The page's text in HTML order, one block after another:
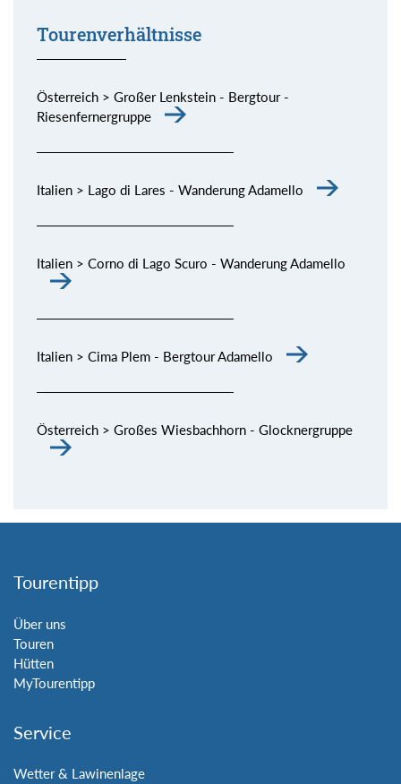
Tourenverhältnisse
Österreich > Großer Lenkstein - Bergtour -
Riesenfernergruppe
Italien > Lago di Lares - Wanderung Adamello
Italien > Corno di Lago Scuro - Wanderung Adamello
Italien > Cima Plem - Bergtour Adamello
Österreich > Großes Wiesbachhorn - Glocknergruppe
Tourentipp
Über uns
Touren
Hütten
MyTourentipp
Service
Wetter & Lawinenlage